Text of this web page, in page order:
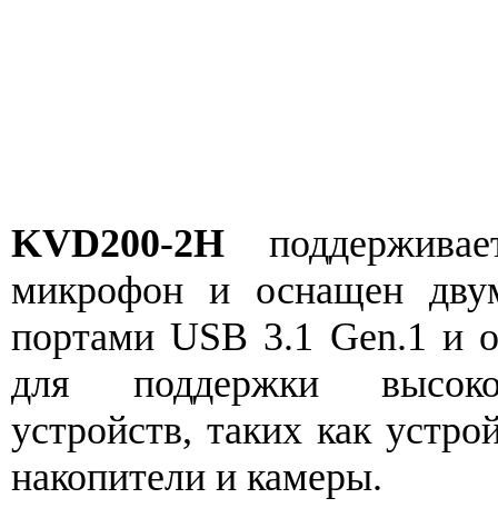
KVD200-2H
микрофон и оснащен
портами USB 3.1 Gen.1 и
для поддержки
устройств, таких как
накопители и камеры.